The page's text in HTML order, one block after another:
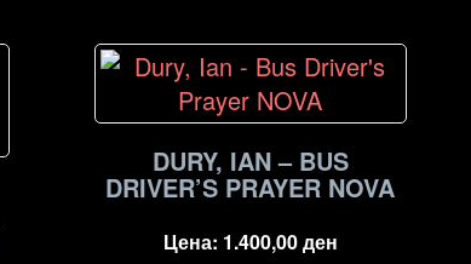
DURY, IAN – BUS
DRIVER’S PRAYER NOVA
Цена: 1.400,00ден